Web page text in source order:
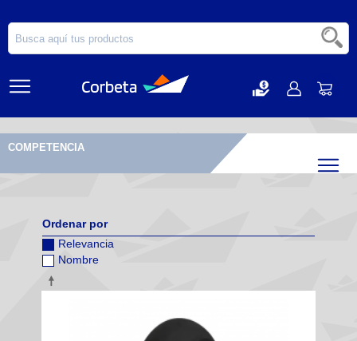
COMPETENCIA
Ordenar por
Relevancia
Nombre